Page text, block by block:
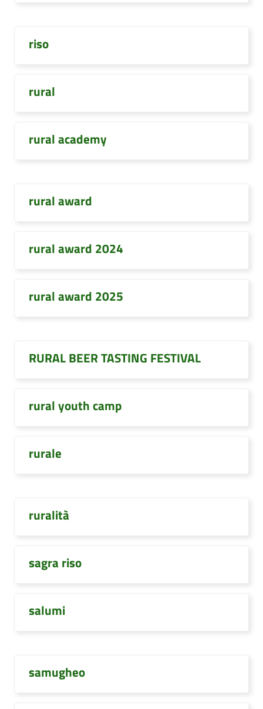
riso
rural
rural academy
rural award
rural award 2024
rural award 2025
RURAL BEER TASTING FESTIVAL
rural youth camp
rurale
ruralità
sagra riso
salumi
samugheo